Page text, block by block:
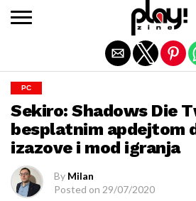
PC
Sekiro: Shadows Die
besplatnim apdejtom
izazove i mod igranja
By Milan
Posted on 29/07/2020
Exit mobile